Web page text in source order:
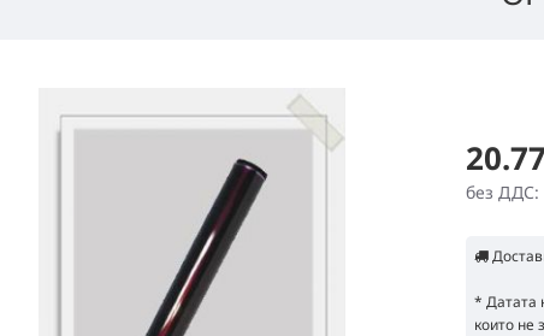
без ДДС:
* Датата
които не